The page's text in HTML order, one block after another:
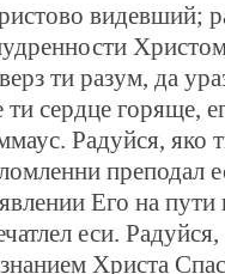
видевший;
ти разум, да
сердце горяще,
Радуйся, яко
преподал
Его на
еси.
Христа